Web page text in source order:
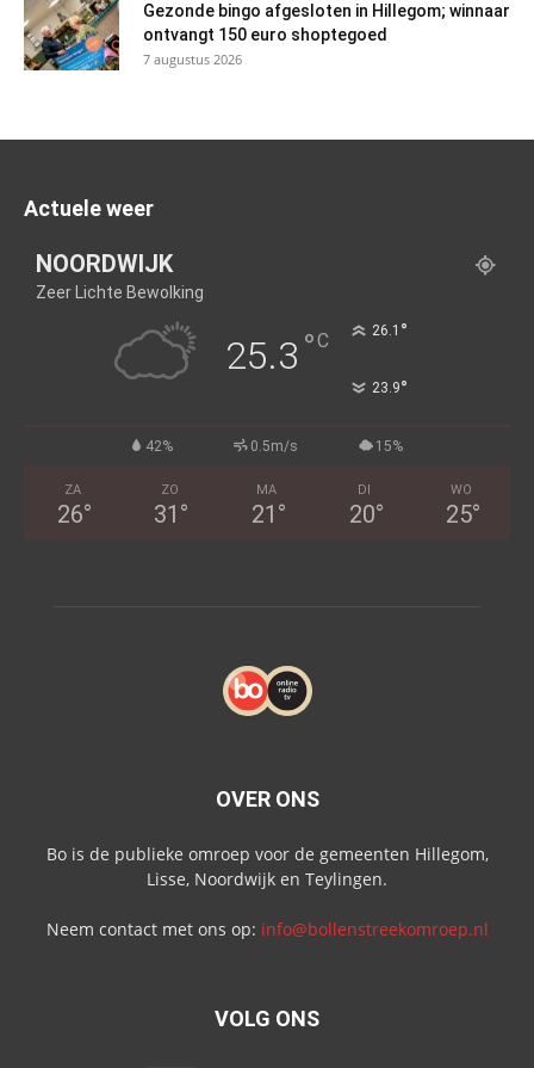
Gezonde bingo afgesloten in Hillegom; winnaar
ontvangt 150 euro shoptegoed
7 augustus 2026
Actuele weer
NOORDWIJK
Zeer Lichte Bewolking
25.3 °C 26.1 °
23.9°
42% 0.5m/s 15%
ZA
26°
ZO
31 °
MA
21 °
DI
20°
WO
25°
OVER ONS
Bo is de publieke omroep voor de gemeenten Hillegom,
Lisse, Noordwijk en Teylingen.
Neem contact met ons op: info@bollenstreekomroep.nl
VOLG ONS